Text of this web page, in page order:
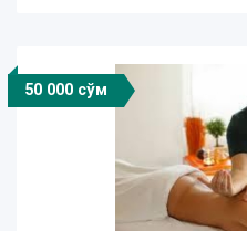
50 000 сўм